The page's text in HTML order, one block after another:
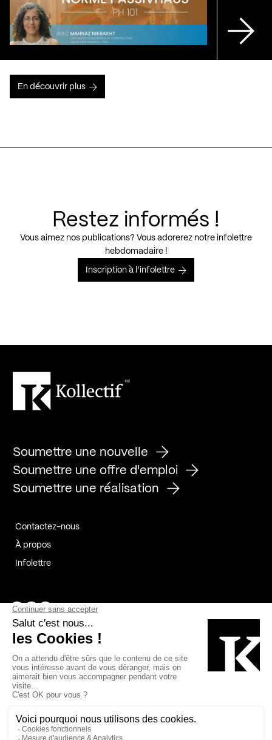
En découvrir plus
Restez informés !
Vous aimez nos publications? Vous adorerez notre infolettre
hebdomadaire !
Inscription à l’infolettre
Soumettre une nouvelle
Soumettre une offre d'emploi
Soumettre une réalisation
Contactez-nous
À propos
Infolettre
Page Facebook de Kollectif
Page Instagram de Kollectif
Page Linkedin de Kollectif
Bâtiment-Durable-Québec-1
Esquisses-1IRAC-1
MP-1 v2com-1